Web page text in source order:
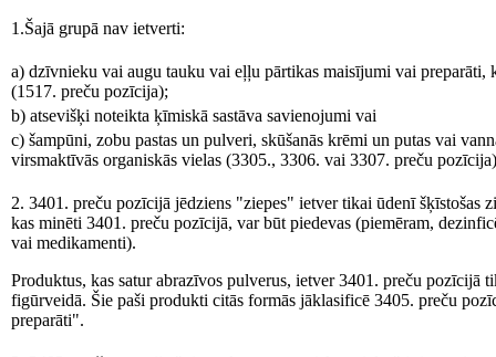
1.Šajā grupā nav ietverti:
a) dzīvnieku vai augu tauku vai eļļu pārtikas maisījumi vai preparāti,
(1517. preču pozīcija);
b) atsevišķi noteikta ķīmiskā sastāva savienojumi vai
c) šampūni, zobu pastas un pulveri, skūšanās krēmi un putas vai
virsmaktīvās organiskās vielas (3305., 3306. vai 3307. preču
2. 3401. preču pozīcijā jēdziens "ziepes" ietver tikai ūdenī šķīstošas
kas minēti 3401. preču pozīcijā, var būt piedevas (piemēram,
vai medikamenti).
Produktus, kas satur abrazīvos pulverus, ietver 3401. preču pozīcijā
figūrveidā. Šie paši produkti citās formās jāklasificē 3405. preču
preparāti".